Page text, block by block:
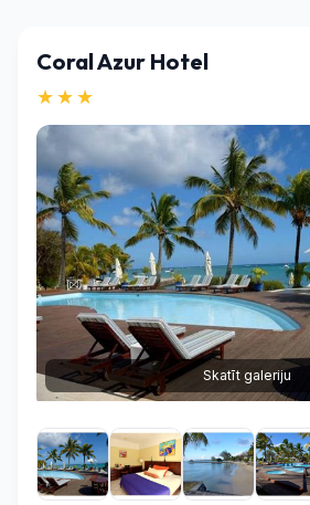
Coral Azur Hotel
★★★
Skatīt galeriju